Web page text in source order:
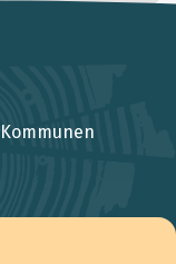
Kommunen